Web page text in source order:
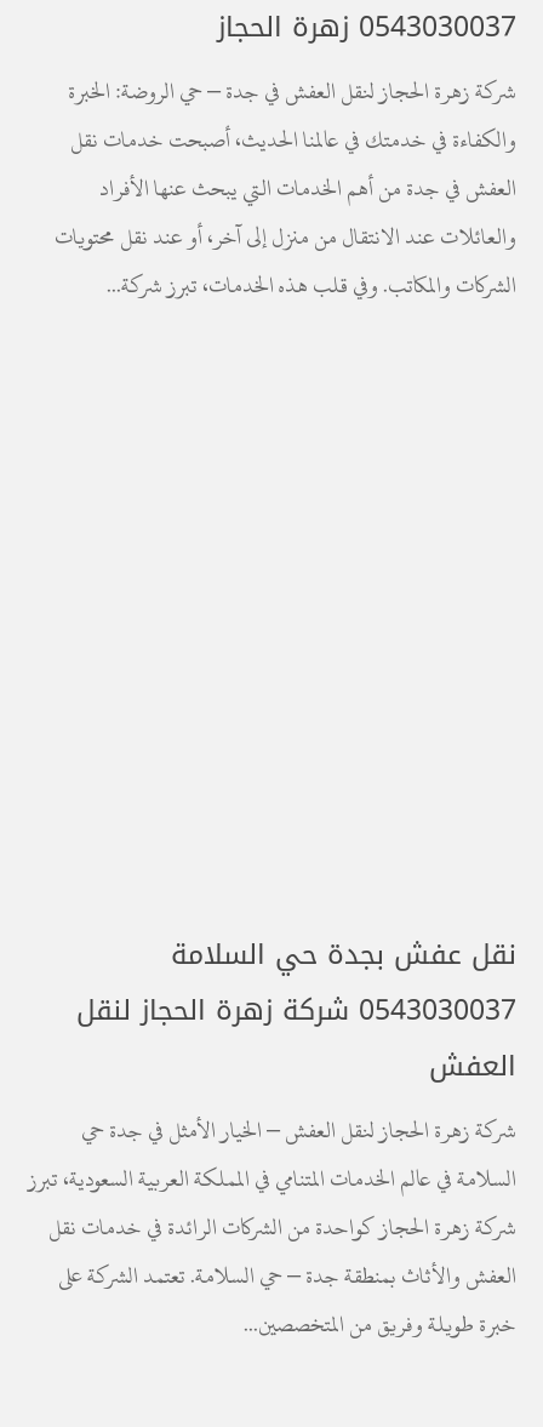
0543030037 زهرة الحجاز
شركة زهرة الحجاز لنقل العفش في جدة – حي الروضة: الخبرة
والكفاءة في خدمتك في عالمنا الحديث، أصبحت خدمات نقل
العفش في جدة من أهم الخدمات التي يبحث عنها الأفراد
والعائلات عند الانتقال من منزل إلى آخر، أو عند نقل محتويات
الشركات والمكاتب. وفي قلب هذه الخدمات، تبرز شركة...
نقل عفش بجدة حي السلامة
0543030037 شركة زهرة الحجاز لنقل
العفش
شركة زهرة الحجاز لنقل العفش – الخيار الأمثل في جدة حي
السلامة في عالم الخدمات المتنامي في المملكة العربية السعودية، تبرز
شركة زهرة الحجاز كواحدة من الشركات الرائدة في خدمات نقل
العفش والأثاث بمنطقة جدة – حي السلامة. تعتمد الشركة على
خبرة طويلة وفريق من المتخصصين...